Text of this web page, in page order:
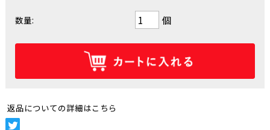
数量: 個
返品についての詳細はこちら